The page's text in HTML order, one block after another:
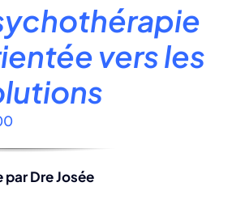
vers les
Dre Josée